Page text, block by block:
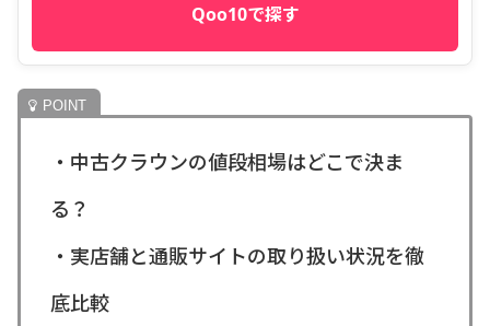
Qoo10で探す
・中古クラウンの値段相場はどこで決ま
る？
・実店舗と通販サイトの取り扱い状況を徹
底比較